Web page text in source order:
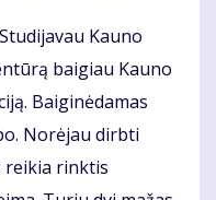
Kauno
baigiau Kauno
Baiginėdamas
Norėjau dirbti
reikia rinktis